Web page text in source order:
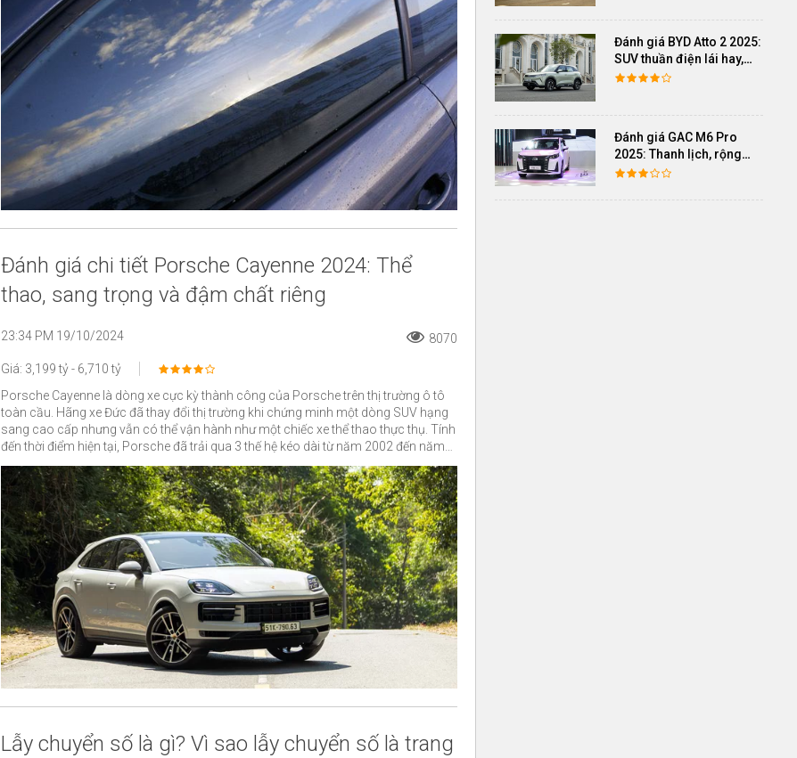
Đánh giá chi tiết Porsche Cayenne 2024: Thể
thao, sang trọng và đậm chất riêng
23:34 PM 19/10/2024 8070
Giá: 3,199 tỷ - 6,710 tỷ
Porsche Cayenne là dòng xe cực kỳ thành công của Porsche trên thị trường ô tô
toàn cầu. Hãng xe Đức đã thay đổi thị trường khi chứng minh một dòng SUV hạng
sang cao cấp nhưng vẫn có thể vận hành như một chiếc xe thể thao thực thụ. Tính
đến thời điểm hiện tại, Porsche đã trải qua 3 thế hệ kéo dài từ năm 2002 đến năm
2017. Trong năm 2023, hãng xe Đức nâng cấp giữa chu kỳ cho Porsche Cayenne
thế hệ thứ ba với rất nhiều chi tiết kế thừa từ mẫu xe điện Taycan đình đám.
Lẫy chuyển số là gì? Vì sao lẫy chuyển số là trang
Đánh giá BYD Atto 2 2025:
SUV thuần điện lái hay,
cách âm vượt trội
Đánh giá GAC M6 Pro
2025: Thanh lịch, rộng
rãi, đầy đủ tiện nghi, vận